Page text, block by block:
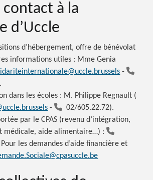
contact à la
d’Uccle
d’hébergement, offre de bénévolat
informations utiles : Mme Genia
-
.
dans les écoles : M. Philippe Regnault (
-
02/605.22.72).
par le CPAS (revenu d’intégration,
médicale, aide alimentaire…) :
Pour les demandes d’aide financière et